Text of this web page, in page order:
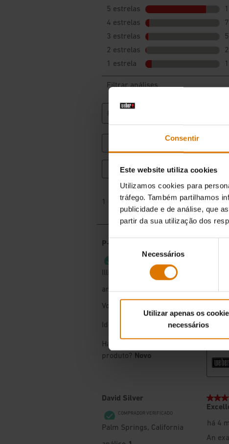
Consentir
Este website utiliza cookies
Utilizamos cookies para
tráfego. Também partilhamos
publicidade e de análise, que
partir da sua utilização dos
Seleção
de
consentimento
Necessários
Utilizar apenas os
necessários